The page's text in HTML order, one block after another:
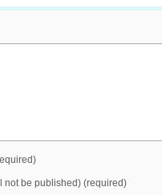
not be published) (required)